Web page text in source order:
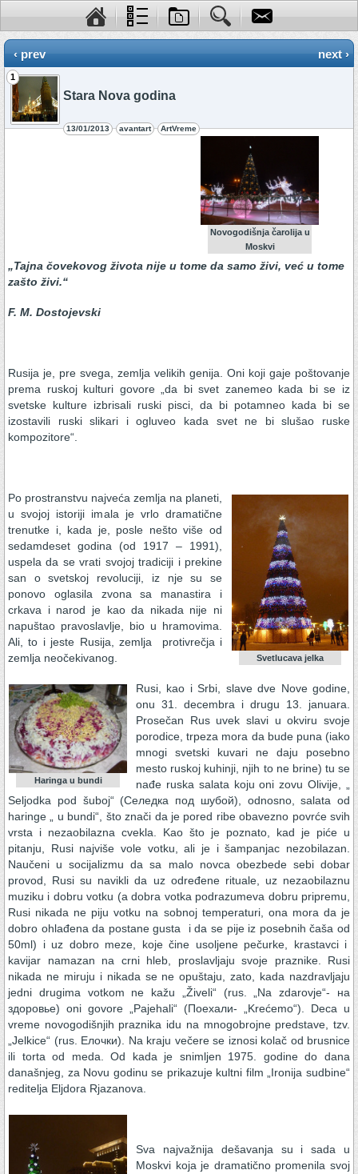
‹ prev next ›
1
Stara Nova godina
13/01/2013 avantart ArtVreme
Novogodišnja čarolija u
Moskvi
„Tajna čovekovog života nije u tome da samo živi, već u tome
zašto živi.“
F. M. Dostojevski
Rusija je, pre svega, zemlja velikih genija. Oni koji gaje poštovanje
prema ruskoj kulturi govore „da bi svet zanemeo kada bi se iz
svetske kulture izbrisali ruski pisci, da bi potamneo kada bi se
izostavili ruski slikari i ogluveo kada svet ne bi slušao ruske
kompozitore“.
Svetlucava jelka
Po prostranstvu najveća zemlja na planeti,
u svojoj istoriji imala je vrlo dramatične
trenutke i, kada je, posle nešto više od
sedamdeset godina (od 1917 – 1991),
uspela da se vrati svojoj tradiciji i prekine
san o svetskoj revoluciji, iz nje su se
ponovo oglasila zvona sa manastira i
crkava i narod je kao da nikada nije ni
napuštao pravoslavlje, bio u hramovima.
Ali, to i jeste Rusija, zemlja protivrečja i
zemlja neočekivanog.
Haringa u bundi
Rusi, kao i Srbi, slave dve Nove godine,
onu 31. decembra i drugu 13. januara.
Prosečan Rus uvek slavi u okviru svoje
porodice, trpeza mora da bude puna (iako
mnogi svetski kuvari ne daju posebno
mesto ruskoj kuhinji, njih to ne brine) tu se
nađe ruska salata koju oni zovu Olivije, „
Seljodka pod šuboj“ (Селедка под шубой), odnosno, salata od
haringe „ u bundi“, što znači da je pored ribe obavezno povrće svih
vrsta i nezaobilazna cvekla. Kao što je poznato, kad je piće u
pitanju, Rusi najviše vole votku, ali je i šampanjac nezobilazan.
Naučeni u socijalizmu da sa malo novca obezbede sebi dobar
provod, Rusi su navikli da uz određene rituale, uz nezaobilaznu
muziku i dobru votku (a dobra votka podrazumeva dobru pripremu,
Rusi nikada ne piju votku na sobnoj temperaturi, ona mora da je
dobro ohlađena da postane gusta i da se pije iz posebnih čaša od
50ml) i uz dobro meze, koje čine usoljene pečurke, krastavci i
kavijar namazan na crni hleb, proslavljaju svoje praznike. Rusi
nikada ne miruju i nikada se ne opuštaju, zato, kada nazdravljaju
jedni drugima votkom ne kažu „Živeli“ (rus. „Na zdarovje“- на
здоровье) oni govore „Pajehali“ (Поехали- „Krećemo“). Deca u
vreme novogodišnjih praznika idu na mnogobrojne predstave, tzv.
„Jelkice“ (rus. Елочки). Na kraju večere se iznosi kolač od brusnice
ili torta od meda. Od kada je snimljen 1975. godine do dana
današnjeg, za Novu godinu se prikazuje kultni film „Ironija sudbine“
reditelja Eljdora Rjazanova.
Sva najvažnija dešavanja su i sada u
Moskvi koja je dramatično promenila svoj